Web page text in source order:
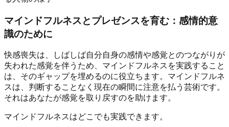
マインドフルネスとプレゼンスを育む：感情的意
識のために
快感喪失は、しばしば自分自身の感情や感覚とのつながりが
失われた感覚を伴うため、マインドフルネスを実践すること
は、そのギャップを埋めるのに役立ちます。マインドフルネ
スは、判断することなく現在の瞬間に注意を払う芸術です。
それはあなたが感覚を取り戻すのを助けます。
マインドフルネスはどこでも実践できます。